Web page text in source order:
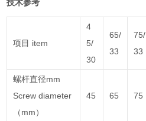
技术参考
项目 item
4
5/
30
65/
33
75/
33
螺杆直径mm
Screw diameter
（mm）
45 65 75